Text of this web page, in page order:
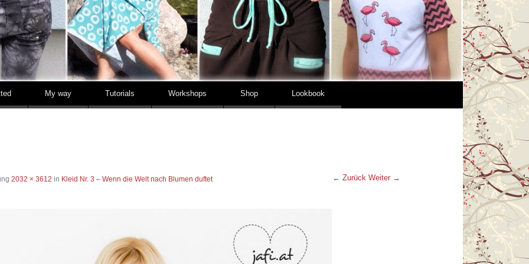
My way Tutorials Workshops Shop Lookbook
2032 × 3612 in Kleid Nr. 3 – Wenn die Welt nach Blumen duftet ← Zurück Weiter →